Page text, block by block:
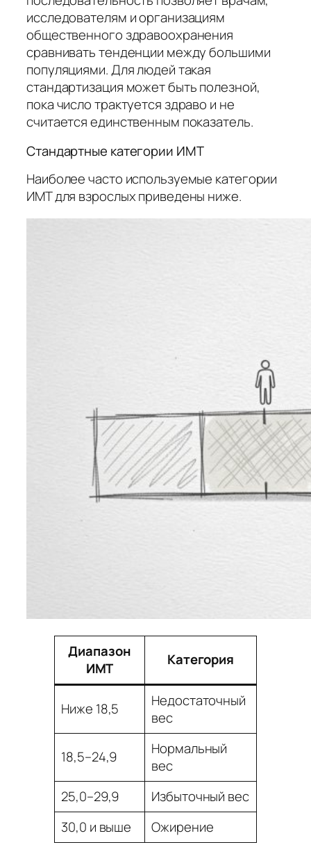
исследователям и организациям
общественного здравоохранения
сравнивать тенденции между большими
популяциями. Для людей такая
стандартизация может быть полезной,
пока число трактуется здраво и не
считается единственным показатель.
Стандартные категории ИМТ
Наиболее часто используемые категории
ИМТ для взрослых приведены ниже.
Диапазон
ИМТ
Категория
Ниже 18,5
Недостаточный
вес
18,5–24,9
Нормальный
вес
25,0–29,9
Избыточный вес
30,0 и выше
Ожирение